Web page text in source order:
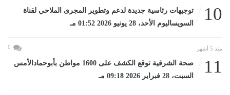
10
توجيهات رئاسية جديدة لدعم وتطوير المجرى الملاحي لقناة
السويساليوم الأحد، 28 يونيو 2026 01:52 مـ
منذ 5 أشهر 0
11
صحة الشرقية توقع الكشف على 1600 مواطن بأبوحمادالأمس
السبت، 28 فبراير 2026 09:18 مـ